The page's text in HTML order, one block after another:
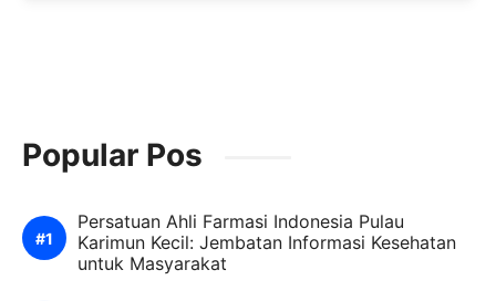
Popular Pos
Persatuan Ahli Farmasi Indonesia Pulau
Karimun Kecil: Jembatan Informasi Kesehatan
untuk Masyarakat